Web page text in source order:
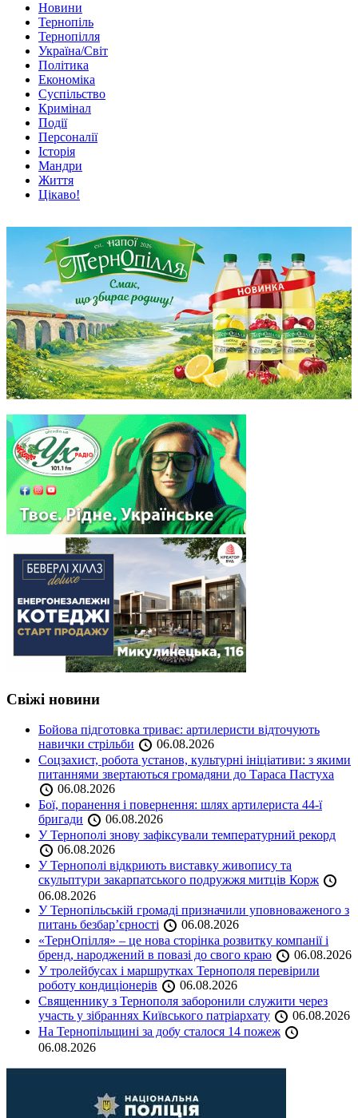
Новини
Тернопіль
Тернопілля
Україна/Світ
Політика
Економіка
Суспільство
Кримінал
Події
Персоналії
Історія
Мандри
Життя
Цікаво!
Свіжі новини
Бойова підготовка триває: артилеристи відточують
навички стрільби
06.08.2026
Соцзахист, робота установ, культурні ініціативи: з якими
питаннями звертаються громадяни до Тараса Пастуха
06.08.2026
Бої, поранення і повернення: шлях артилериста 44-ї
бригади
06.08.2026
У Тернополі знову зафіксували температурний рекорд
06.08.2026
У Тернополі відкриють виставку живопису та
скульптури закарпатського подружжя митців Корж
06.08.2026
У Тернопільській громаді призначили уповноваженого з
питань безбар’єрності
06.08.2026
«ТернОпілля» – це нова сторінка розвитку компанії і
бренд, народжений в повазі до свого краю
06.08.2026
У тролейбусах і маршрутках Тернополя перевірили
роботу кондиціонерів
06.08.2026
Священнику з Тернополя заборонили служити через
участь у зібраннях Київського патріархату
06.08.2026
На Тернопільщині за добу сталося 14 пожеж
06.08.2026